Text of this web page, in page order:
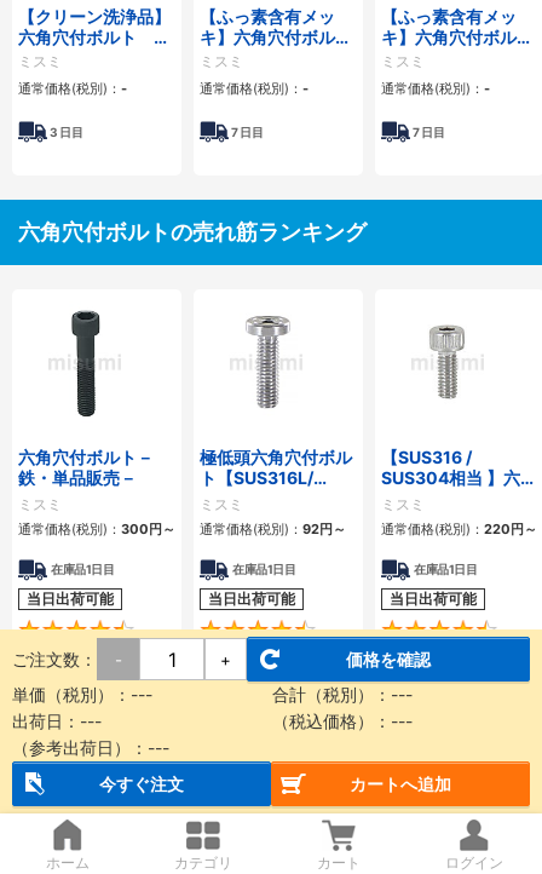
【クリーン洗浄品】
六角穴付ボルト 三
価クロメート・パッ
ク販売
ミスミ
通常価格(税別)： -
3 日目
【ふっ素含有メッ
キ】六角穴付ボル
ト 細目タイプ－単
品・小箱－
ミスミ
通常価格(税別)： -
7日目
【ふっ素含有メッ
キ】六角穴付ボルト
－ステンレス・小箱
－
ミスミ
通常価格(税別)： -
7日目
六角穴付ボルトの売れ筋ランキング
六角穴付ボルト－
鉄・単品販売－
ミスミ
通常価格(税別)： 300 円 ～
在庫品1日目
当日出荷可能
4.5
極低頭六角穴付ボル
ト【SUS316L/
SUSXM7/
SCM435】
ミスミ
通常価格(税別)： 92円 ～
在庫品1日目
当日出荷可能
4.7
【SUS316 /
SUS304相当 】六角
穴付ボルト ステンレ
ス
ミスミ
通常価格(税別)： 220 円 ～
在庫品1日目
当日出荷可能
六角穴付ボルトに関連する通販・販売特集
塗料 フッ素
ボルト チタン
軽天ビス
ご注文数： - +
価格を確認
単価（税別）： --- 合計（税別）： ---
出荷日： --- （税込価格）： ---
（参考出荷日）： ---
今すぐ注文
カートへ追加
ホーム カテゴリ カート ログイン